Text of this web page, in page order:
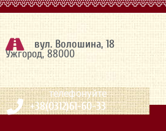
вул. Волошина, 18
Ужгород, 88000
телефонуйте
+38(0312)61-60-33